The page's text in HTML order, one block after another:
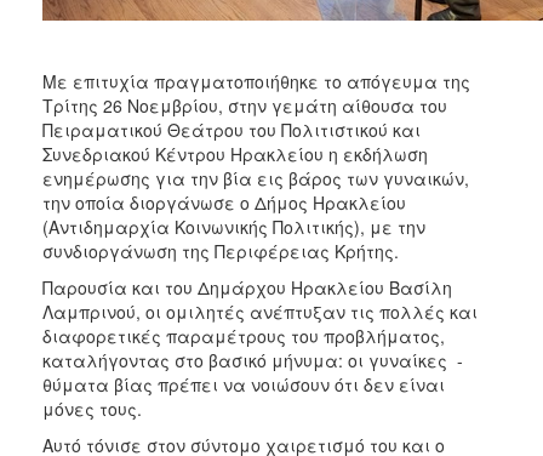
Δημοτικό
Ξενώνας
Φιλοξενίας
Γυναικών
Κέντρο
Κοινότητας
Κοινωνικό
Φαρμακείο
Κοινωνικό
Παντοπωλείο
Ισότητα
των
Φύλων
Υγεία
Με επιτυχία πραγματοποιήθηκε το απόγευμα της
Τρίτης 26 Νοεμβρίου, στην γεμάτη αίθουσα του
Πειραματικού Θεάτρου του Πολιτιστικού και
Συνεδριακoύ Κέντρου Ηρακλείου η εκδήλωση
ενημέρωσης για την βία εις βάρος των γυναικών,
την οποία διοργάνωσε ο Δήμος Ηρακλείου
(Αντιδημαρχία Κοινωνικής Πολιτικής), με την
συνδιοργάνωση της Περιφέρειας Κρήτης.
Παρουσία και του Δημάρχου Ηρακλείου Βασίλη
Λαμπρινού, οι ομιλητές ανέπτυξαν τις πολλές και
διαφορετικές παραμέτρους του προβλήματος,
καταλήγοντας στο βασικό μήνυμα: οι γυναίκες -
θύματα βίας πρέπει να νοιώσουν ότι δεν είναι
μόνες τους.
Αυτό τόνισε στον σύντομο χαιρετισμό του και ο